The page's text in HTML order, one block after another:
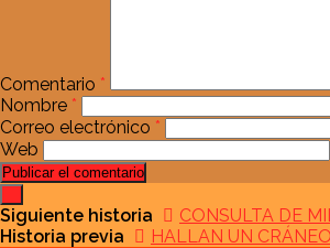
Comentario *
Nombre *
Correo electrónico *
Web
Siguiente historia
CONSULTA DE
Historia previa
HALLAN UN